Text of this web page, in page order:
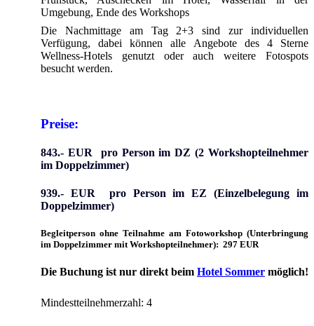
Umgebung, Ende des Workshops
Die Nachmittage am Tag 2+3 sind zur individuellen
Verfügung, dabei können alle Angebote des 4 Sterne
Wellness-Hotels genutzt oder auch weitere Fotospots
besucht werden.
Preise:
843.- EUR pro Person im DZ (2 Workshopteilnehmer
im Doppelzimmer)
939.- EUR pro Person im EZ (Einzelbelegung im
Doppelzimmer)
Begleitperson ohne Teilnahme am Fotoworkshop (Unterbringung
im Doppelzimmer mit Workshopteilnehmer): 297 EUR
Die Buchung ist nur direkt beim Hotel Sommer möglich!
Mindestteilnehmerzahl: 4